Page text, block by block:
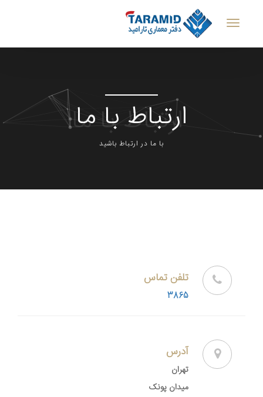
ارتباط با ما
با ما در ارتباط باشید
تلفن تماس
3865
آدرس
تهران
میدان پونک